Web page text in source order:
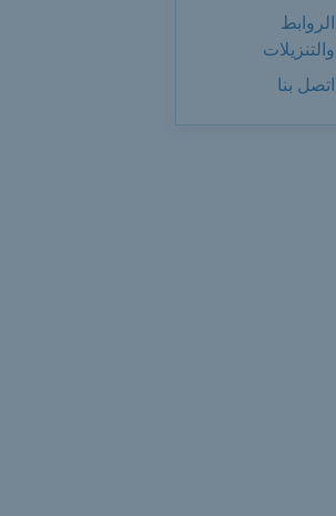
الروابط
والتنزيلات
اتصل بنا